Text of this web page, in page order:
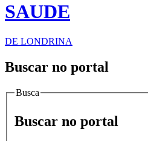
SAUDE
DE LONDRINA
Buscar no portal
Busca
Buscar no portal